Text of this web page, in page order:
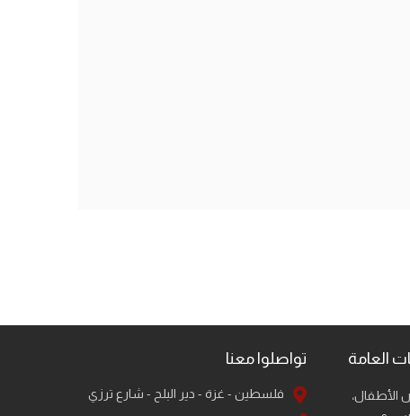
العامة
الأطفال،
تواصلوا معنا
فلسطين - غزة - دير البلح - شارع ترزي